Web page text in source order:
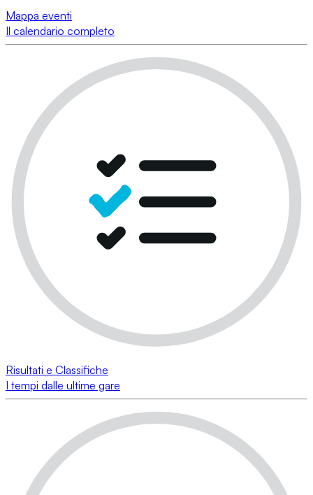
Mappa eventi
Il calendario completo
Risultati e Classifiche
I tempi dalle ultime gare